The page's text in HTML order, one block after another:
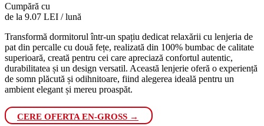
Cumpără cu
de la 9.07 LEI / lună
Transformă dormitorul într-un spațiu dedicat relaxării cu lenjeria de
pat din percalle cu două fețe, realizată din 100% bumbac de calitate
superioară, creată pentru cei care apreciază confortul autentic,
durabilitatea și un design versatil. Această lenjerie oferă o experiență
de somn plăcută și odihnitoare, fiind alegerea ideală pentru un
ambient elegant și mereu proaspăt.
CERE OFERTA EN-GROSS →